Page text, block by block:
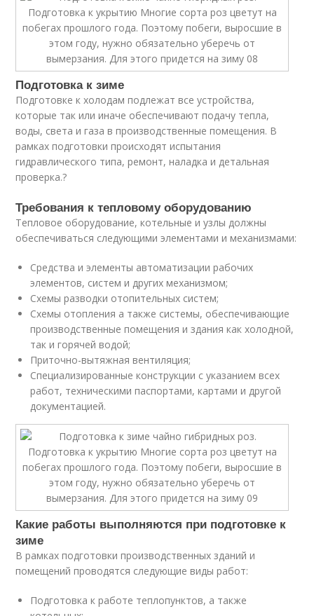
Подготовка к зиме
Подготовке к холодам подлежат все устройства,
которые так или иначе обеспечивают подачу тепла,
воды, света и газа в производственные помещения. В
рамках подготовки происходят испытания
гидравлического типа, ремонт, наладка и детальная
проверка.?
Требования к тепловому оборудованию
Тепловое оборудование, котельные и узлы должны
обеспечиваться следующими элементами и механизмами:
Средства и элементы автоматизации рабочих
элементов, систем и других механизмом;
Схемы разводки отопительных систем;
Схемы отопления а также системы, обеспечивающие
производственные помещения и здания как холодной,
так и горячей водой;
Приточно-вытяжная вентиляция;
Специализированные конструкции с указанием всех
работ, техническими паспортами, картами и другой
документацией.
Какие работы выполняются при подготовке к
зиме
В рамках подготовки производственных зданий и
помещений проводятся следующие виды работ:
Подготовка к работе теплопунктов, а также